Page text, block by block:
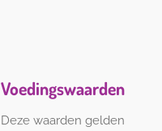
Voedingswaarden
Deze waarden gelden